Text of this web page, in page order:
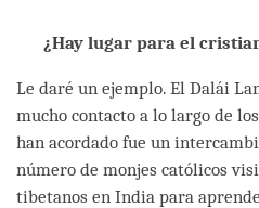
¿Hay lugar para el
Le daré un ejemplo. El Dalái
mucho contacto a lo largo de
han acordado fue un
número de monjes católicos
tibetanos en India para